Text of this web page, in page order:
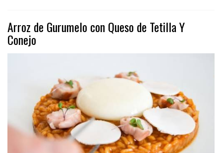
Arroz de Gurumelo con Queso de Tetilla Y
Conejo